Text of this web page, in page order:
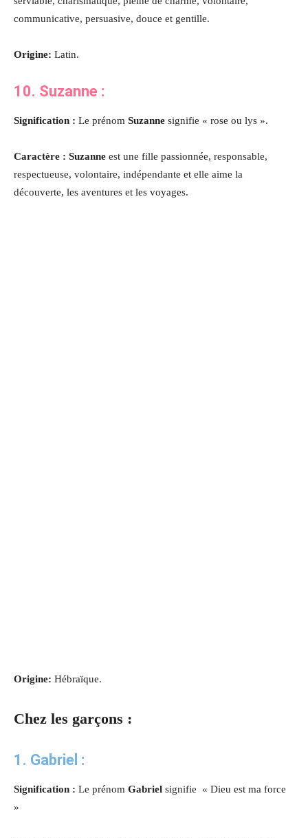
communicative, persuasive, douce et gentille.
Origine: Latin.
10. Suzanne :
Signification : Le prénom Suzanne signifie « rose ou lys ».
Caractère : Suzanne est une fille passionnée, responsable,
respectueuse, volontaire, indépendante et elle aime la
découverte, les aventures et les voyages.
Origine: Hébraïque.
Chez les garçons :
1. Gabriel :
Signification : Le prénom Gabriel signifie « Dieu est ma force
»